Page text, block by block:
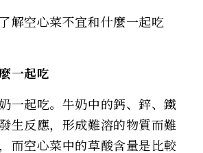
解空心菜不宜和什麼一起吃
一起吃
一起吃。牛奶中的鈣、鋅、鐵
生反應，形成難溶的物質而難
而空心菜中的草酸含量是比較